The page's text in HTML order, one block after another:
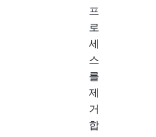
프
로
세
스
를
제
거
합